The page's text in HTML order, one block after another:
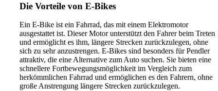
Die Vorteile von E-Bikes
Ein E-Bike ist ein Fahrrad, das mit einem Elektromotor
ausgestattet ist. Dieser Motor unterstützt den Fahrer beim Treten
und ermöglicht es ihm, längere Strecken zurückzulegen, ohne
sich zu sehr anzustrengen. E-Bikes sind besonders für Pendler
attraktiv, die eine Alternative zum Auto suchen. Sie bieten eine
schnellere Fortbewegungsmöglichkeit im Vergleich zum
herkömmlichen Fahrrad und ermöglichen es den Fahrern, ohne
große Anstrengung längere Strecken zurückzulegen.